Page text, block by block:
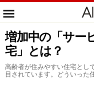
増加中の「サー
宅」とは？
高齢者が住みやすい住宅とし
目されています。どういった